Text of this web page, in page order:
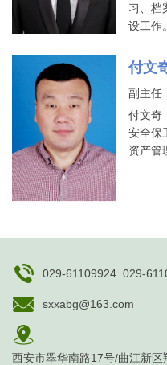
习、档
设工作。
付文
副主任
付文奇
安全保
资产管
029-61109924 029-
sxxabg@163.com
西安市翠华南路17号/曲江新区